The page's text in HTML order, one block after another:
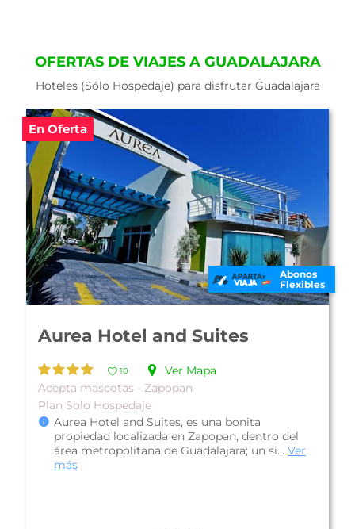
OFERTAS DE VIAJES A GUADALAJARA
Hoteles (Sólo Hospedaje) para disfrutar Guadalajara
En Oferta
Abonos
Flexibles
Hotel Arboledas Expo
10
Ver Mapa
Económico - Guadalajara Ciudad
Plan Solo Hospedaje
Hotel Arboledas Expo, es un hotel ubicado en la
principal área financiera y comercial de
Guadalajara, a pocas calles del W...Ver más